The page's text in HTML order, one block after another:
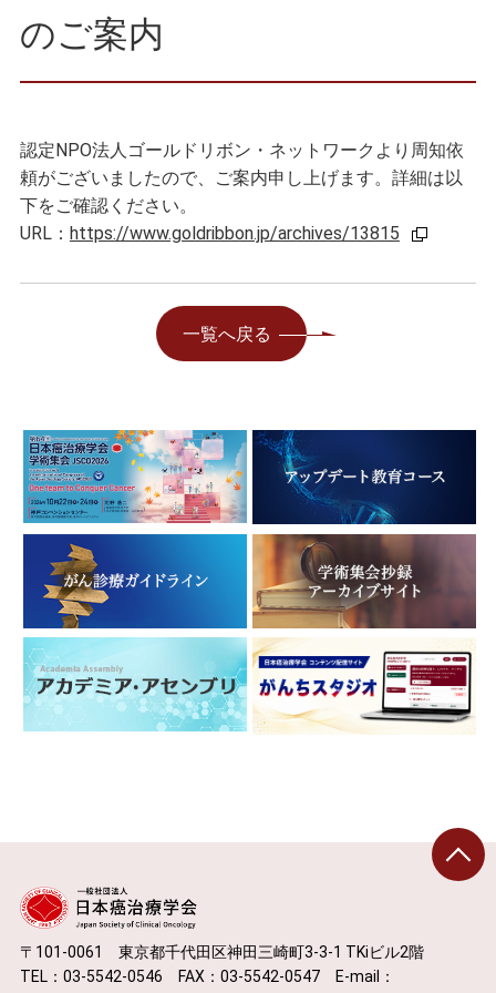
のご案内
認定NPO法人ゴールドリボン・ネットワークより周知依
頼がございましたので、ご案内申し上げます。詳細は以
下をご確認ください。
URL： https://www.goldribbon.jp/archives/13815
一覧へ戻る
〒101-0061 東京都千代田区神田三崎町3-3-1 TKiビル2階
TEL：03-5542-0546 FAX：03-5542-0547 E-mail：